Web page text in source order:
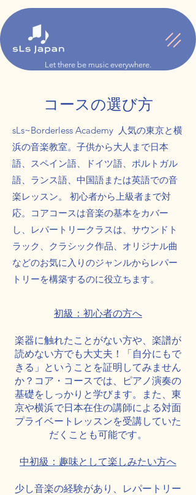
Let there be music everywhere.
コースの選び方
sLs~Borderless Academy 人気の東京と横
浜の音楽教室。子供から大人まで日本
語、スペイン語、ドイツ語、ポルトガル
語、ランス語、中国語または英語での音
楽レッスン。 初心者から上級者まで対
応。コアコースは音楽の基本をカバー
し、レパートリークラスは、サウンドト
ラック、クラシック作品、オリジナル曲
などのお気に入りのジャンルからレパー
トリーを構築するのに役立ちます。
初級：初心者の方へ
楽器に触れたことがない方や、楽譜が
読めない方でも大丈夫！「自分にもで
きる」ということを証明してみません
か？コア・コースでは、ピアノ演奏の
基礎をしっかりと学びます。また、東
京や横浜で日本在住の講師による対面
プライベートレッスンを受講していた
だくことも可能です。
中初級：趣味として楽しみたい方へ
少し音楽の経験があり、レパートリー